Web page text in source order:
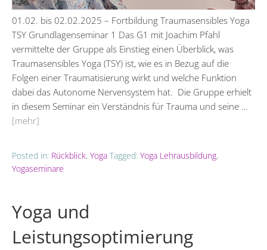
01.02. bis 02.02.2025 – Fortbildung Traumasensibles Yoga
TSY Grundlagenseminar 1 Das G1 mit Joachim Pfahl
vermittelte der Gruppe als Einstieg einen Überblick, was
Traumasensibles Yoga (TSY) ist, wie es in Bezug auf die
Folgen einer Traumatisierung wirkt und welche Funktion
dabei das Autonome Nervensystem hat. Die Gruppe erhielt
in diesem Seminar ein Verständnis für Trauma und seine …
[mehr]
Posted in: Rückblick, Yoga Tagged: Yoga Lehrausbildung,
Yogaseminare
Yoga und
Leistungsoptimierung